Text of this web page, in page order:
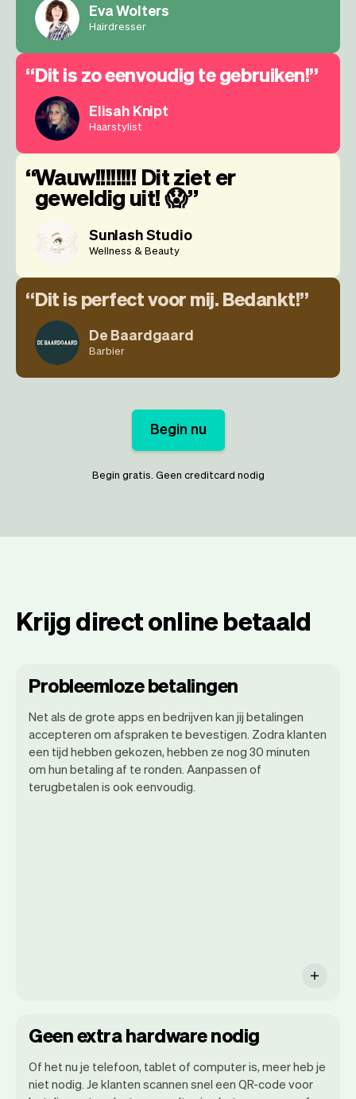
Eva Wolters
Hairdresser
Dit is zo eenvoudig te gebruiken!
Elisah Knipt
Haarstylist
Wauw!!!!!!!! Dit ziet er
geweldig uit! 😱
Sunlash Studio
Wellness & Beauty
Dit is perfect voor mij. Bedankt!
De Baardgaard
Barbier
Begin nu
Begin gratis. Geen creditcard nodig
Krijg direct online betaald
Probleemloze betalingen
Net als de grote apps en bedrijven kan jij betalingen
accepteren om afspraken te bevestigen. Zodra klanten
een tijd hebben gekozen, hebben ze nog 30 minuten
om hun betaling af te ronden. Aanpassen of
terugbetalen is ook eenvoudig.
Geen extra hardware nodig
Of het nu je telefoon, tablet of computer is, meer heb je
niet nodig. Je klanten scannen snel een QR-code voor